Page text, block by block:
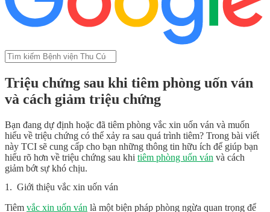
Triệu chứng sau khi tiêm phòng uốn ván
và cách giảm triệu chứng
Bạn đang dự định hoặc đã tiêm phòng vắc xin uốn ván và muốn
hiểu về triệu chứng có thể xảy ra sau quá trình tiêm? Trong bài viết
này TCI sẽ cung cấp cho bạn những thông tin hữu ích để giúp bạn
hiểu rõ hơn về triệu chứng sau khi tiêm phòng uốn ván và cách
giảm bớt sự khó chịu.
1. Giới thiệu vắc xin uốn ván
Tiêm vắc xin uốn ván là một biện pháp phòng ngừa quan trọng để